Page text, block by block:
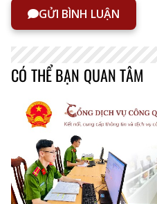
GỬI BÌNH LUẬN
CÓ THỂ BẠN QUAN TÂM